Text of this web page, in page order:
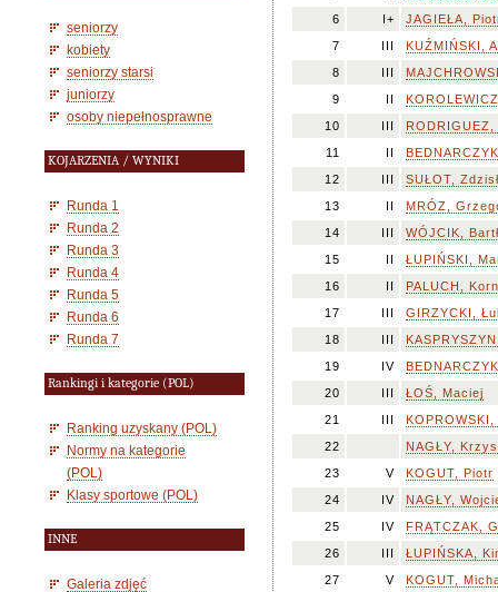
seniorzy
kobiety
seniorzy starsi
juniorzy
osoby niepełnosprawne
KOJARZENIA / WYNIKI
Runda 1
Runda 2
Runda 3
Runda 4
Runda 5
Runda 6
Runda 7
Rankingi i kategorie (POL)
Ranking uzyskany (POL)
Normy na kategorie
(POL)
Klasy sportowe (POL)
INNE
Galeria zdjęć
6
I+
JAGIEŁA,
7
III
KUŹMIŃSKI,
8
III
9
II
10
III
RODRIGUEZ,
11
II
12
III
SUŁOT,
13
II
MRÓZ,
14
III
WÓJCIK,
15
II
ŁUPIŃSKI,
16
II
PALUCH,
17
III
GIRZYCKI,
18
III
19
IV
20
III
ŁOŚ, Maciej
21
III
22
NAGŁY,
23
V
KOGUT, Piotr
24
IV
NAGŁY,
25
IV
FRĄTCZAK,
26
III
ŁUPIŃSKA,
27
V
KOGUT,